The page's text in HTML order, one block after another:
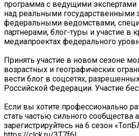
программа с ведущими
над реальными государственными
федеральными ведомствами,
партнерами, блог-туры и участие в
медиапроектах федерального
Принять участие в новом сезоне
возрастных и географических
вести блог в соцсетях,
Российской Федерации. Участие
Если вы хотите профессионально
стать частью сильного сообщества
зарегистрируйтесь на 6 сезон